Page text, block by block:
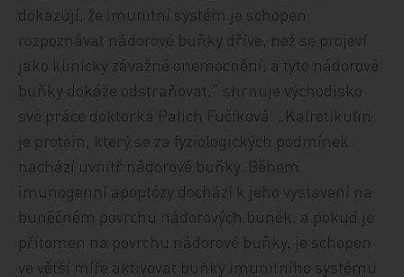
dokazují, že imunitní systém je schopen
rozpoznávat nádorové buňky dříve, než se projeví
jako klinicky závažné onemocnění, a tyto nádorové
buňky dokáže odstraňovat,“ shrnuje východisko
své práce doktorka Palich Fučíková. „Kalretikulin
je protein, který se za fyziologických podmínek
nachází uvnitř nádorové buňky. Během
imunogenní apoptózy dochází k jeho vystavení na
buněčném povrchu nádorových buněk, a pokud je
přítomen na povrchu nádorové buňky, je schopen
ve větší míře aktivovat buňky imunitního systému